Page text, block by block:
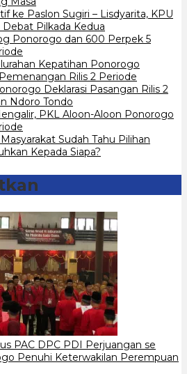
ke Paslon Sugiri – Lisdyarita, KPU
Pilkada Kedua
Ponorogo dan 600 Perpek 5
Kepatihan Ponorogo
Rilis 2 Periode
Deklarasi Pasangan Rilis 2
Ndoro Tondo
PKL Aloon-Aloon Ponorogo
Sudah Tahu Pilihan
Kepada Siapa?
PAC DPC PDI Perjuangan se
Penuhi Keterwakilan Perempuan